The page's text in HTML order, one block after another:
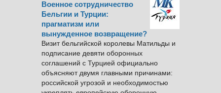
Военное сотрудничество
Бельгии и Турции:
прагматизм или
вынужденное возвращение?
Визит бельгийской королевы Матильды и
подписание девяти оборонных
соглашений с Турцией официально
объясняют двумя главными причинами:
российской угрозой и необходимостью